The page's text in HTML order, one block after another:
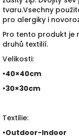
tvaru.Vsechny
pro alergiky i
Pro tento produkt je
druhů textilií.
Velikosti:
•40×40cm
•30×30cm
Textilie:
•Outdoor-Indoor